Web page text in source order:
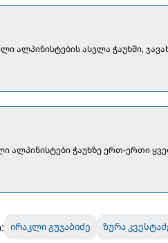
ალპინისტების ასვლა ჭაუხში,
ალპინისტები ჭაუხზე ერთ-ერთი
ირაკლი გუჯაბიძე ზურა